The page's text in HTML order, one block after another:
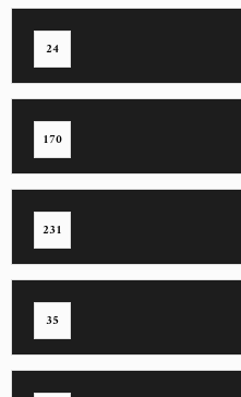
24
170
231
35